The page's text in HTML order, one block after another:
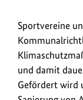
Sportvereine
und damit
Gefördert wird